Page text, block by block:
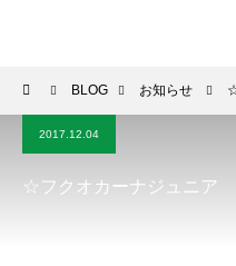
BLOG お知らせ
2017.12.04
☆フクオカーナジュニア